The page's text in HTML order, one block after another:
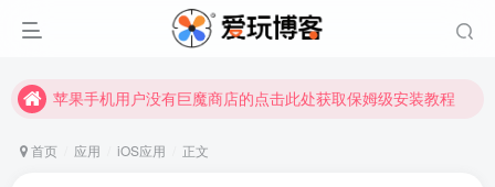
苹果手机用户没有巨魔商店的点击此处获取保姆级安装教程
苹果手机用户没有巨魔商店的点击此处获取保姆级安装教程
首页 应用 iOS应用 正文